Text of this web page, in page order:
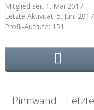
Mitglied seit 1. Mai 2017
Letzte Aktivität: 5. Juni 2017
Profil-Aufrufe 151
Pinnwand